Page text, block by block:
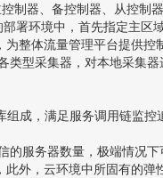
制器、备控制器、从控制
署环境中，首先指定主区
整体流量管理平台提供
型采集器，对本地采集
成，满足服务调用链监
服务器数量，极端情况
外，云环境中所固有的弹